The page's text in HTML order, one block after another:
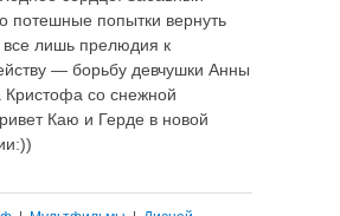
потешные попытки вернуть
все лишь прелюдия к
— борьбу девчушки Анны
Кристофа со снежной
Каю и Герде в новой